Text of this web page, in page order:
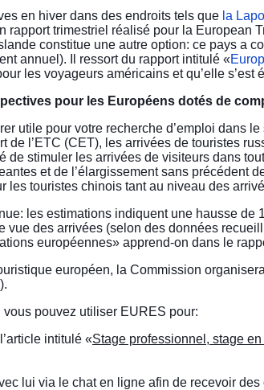
en hiver dans des endroits tels que la
rapport trimestriel réalisé pour la European
constitue une autre option: ce pays a
annuel). Il ressort du rapport intitulé «
les voyageurs américains et qu’elle
pour les Européens dotés de
utile pour votre recherche d’emploi dans
l’ETC (CET), les arrivées de touristes
de stimuler les arrivées de visiteurs dans
et de l’élargissement sans précédent
touristes chinois tant au niveau des
les estimations indiquent une hausse
des arrivées (selon des données
européennes» apprend-on dans le
européen, la Commission
pouvez utiliser EURES pour:
intitulé «Stage professionnel, stage
lui via le chat en ligne afin de recevoir